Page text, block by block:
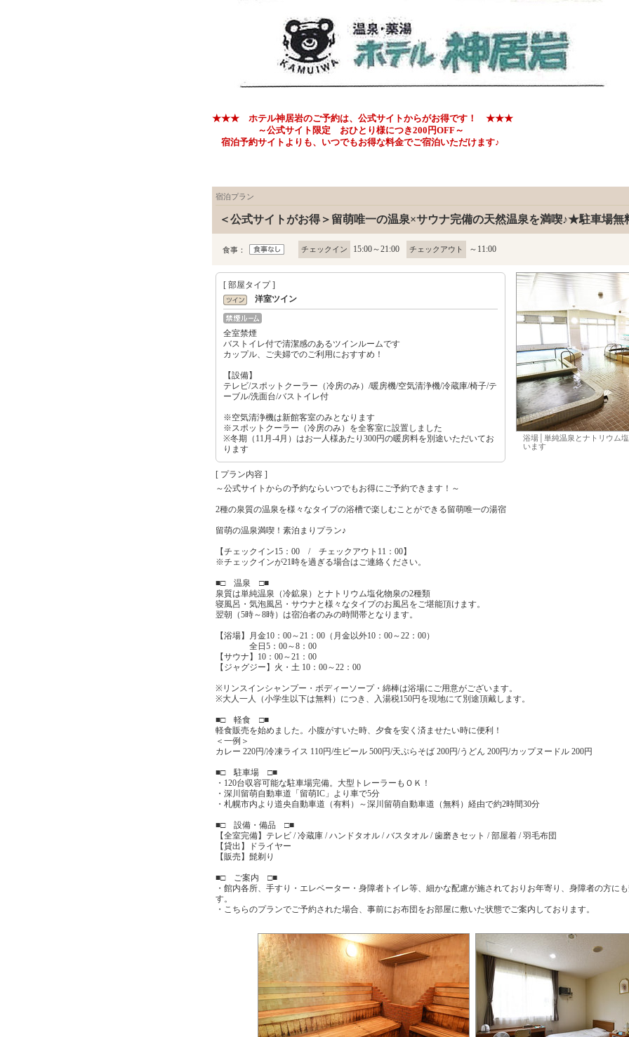
★★★ ホテル神居岩のご予約は、公式サイトからがお得です！ ★★★
～公式サイト限定 おひとり様につき200円OFF～
宿泊予約サイトよりも、いつでもお得な料金でご宿泊いただけます♪
宿泊プラン
＜公式サイトがお得＞留萌唯一の温泉×サウナ完備の天然温泉を満喫♪★駐車場
食事： チェックイン 15:00～21:00 チェックアウト ～11:00
[ 部屋タイプ ]
洋室ツイン
全室禁煙
バストイレ付で清潔感のあるツインルームです
カップル、ご夫婦でのご利用におすすめ！
【設備】
テレビ/スポットクーラー（冷房のみ）/暖房機/空気清浄機/冷蔵庫/椅子/テ
ーブル/洗面台/バストイレ付
※空気清浄機は新館客室のみとなります
※スポットクーラー（冷房のみ）を全客室に設置しました
※冬期（11月-4月）はお一人様あたり300円の暖房料を別途いただいてお
ります
浴場│単純温泉とナトリウム
います
[ プラン内容 ]
～公式サイトからの予約ならいつでもお得にご予約できます！～
2種の泉質の温泉を様々なタイプの浴槽で楽しむことができる留萌唯一の湯宿
留萌の温泉満喫！素泊まりプラン♪
【チェックイン15：00 / チェックアウト11：00】
※チェックインが21時を過ぎる場合はご連絡ください。
■□ 温泉 □■
泉質は単純温泉（冷鉱泉）とナトリウム塩化物泉の2種類
寝風呂・気泡風呂・サウナと様々なタイプのお風呂をご堪能頂けます。
翌朝（5時～8時）は宿泊者のみの時間帯となります。
【浴場】月金10：00～21：00（月金以外10：00～22：00）
全日5：00～8：00
【サウナ】10：00～21：00
【ジャグジー】火・土 10：00～22：00
※リンスインシャンプー・ボディーソープ・綿棒は浴場にご用意がございます。
※大人一人（小学生以下は無料）につき、入湯税150円を現地にて別途頂戴します。
■□ 軽食 □■
軽食販売を始めました。小腹がすいた時、夕食を安く済ませたい時に便利！
＜一例＞
カレー 220円/冷凍ライス 110円/生ビール 500円/天ぷらそば 200円/うどん 200円/カップヌードル 200円
■□ 駐車場 □■
・120台収容可能な駐車場完備。大型トレーラーもＯＫ！
・深川留萌自動車道「留萌IC」より車で5分
・札幌市内より道央自動車道（有料）～深川留萌自動車道（無料）経由で約2時間30分
■□ 設備・備品 □■
【全室完備】テレビ / 冷蔵庫 / ハンドタオル / バスタオル / 歯磨きセット / 部屋着 / 羽毛布団
【貸出】ドライヤー
【販売】髭剃り
■□ ご案内 □■
・館内各所、手すり・エレベーター・身障者トイレ等、細かな配慮が施されておりお年寄り、身障者の方に
す。
・こちらのプランでご予約された場合、事前にお布団をお部屋に敷いた状態でご案内しております。